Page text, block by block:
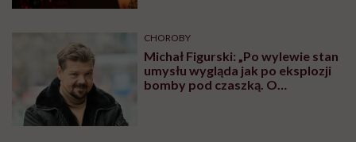
CHOROBY
Michał Figurski: „Po wylewie stan
umysłu wygląda jak po eksplozji
bomby pod czaszką. O